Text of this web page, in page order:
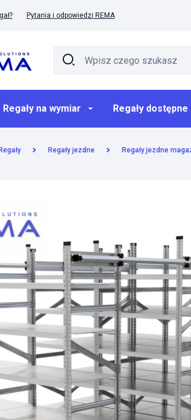
Pytania i odpowiedzi REMA
Regały na wymiar Regały
Regały Regały jezdne Regały jezdne